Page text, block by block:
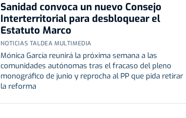
Sanidad convoca un nuevo Consejo
Interterritorial para desbloquear el
Estatuto Marco
NOTICIAS TALDEA MULTIMEDIA
Mónica García reunirá la próxima semana a las
comunidades autónomas tras el fracaso del pleno
monográfico de junio y reprocha al PP que pida retirar
la reforma